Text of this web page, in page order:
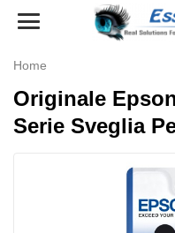
Toggle
Home
Originale
Serie Sveglia